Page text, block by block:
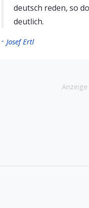
deutsch reden, so
deutlich.
- Josef Ertl
Anzeige